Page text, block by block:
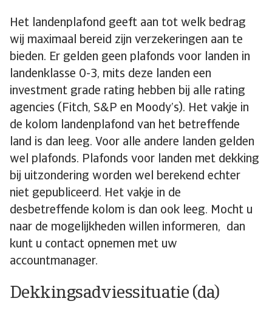
Het landenplafond geeft aan tot welk bedrag
wij maximaal bereid zijn verzekeringen aan te
bieden. Er gelden geen plafonds voor landen in
landenklasse 0-3, mits deze landen een
investment grade rating hebben bij alle rating
agencies (Fitch, S&P en Moody’s). Het vakje in
de kolom landenplafond van het betreffende
land is dan leeg. Voor alle andere landen gelden
wel plafonds. Plafonds voor landen met dekking
bij uitzondering worden wel berekend echter
niet gepubliceerd. Het vakje in de
desbetreffende kolom is dan ook leeg. Mocht u
naar de mogelijkheden willen informeren, dan
kunt u contact opnemen met uw
accountmanager.
Dekkingsadviessituatie (da)